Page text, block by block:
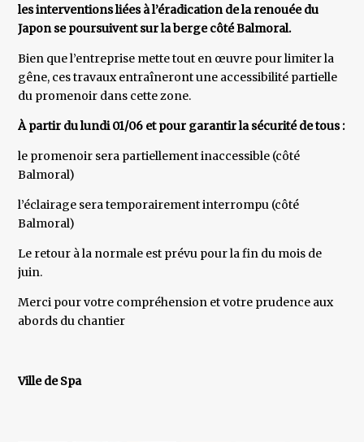
les interventions liées à l’éradication de la renouée du
Japon se poursuivent sur la berge côté Balmoral.
Bien que l’entreprise mette tout en œuvre pour limiter la
gêne, ces travaux entraîneront une accessibilité partielle
du promenoir dans cette zone.
À partir du lundi 01/06 et pour garantir la sécurité de tous :
le promenoir sera partiellement inaccessible (côté
Balmoral)
l’éclairage sera temporairement interrompu (côté
Balmoral)
Le retour à la normale est prévu pour la fin du mois de
juin.
Merci pour votre compréhension et votre prudence aux
abords du chantier
Ville de Spa